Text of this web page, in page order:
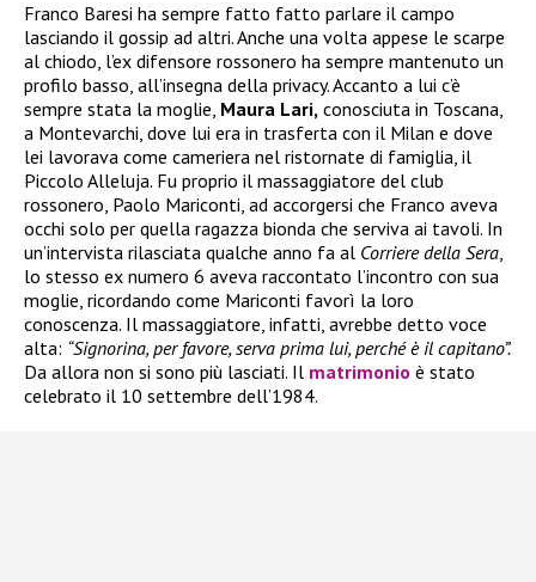
Franco Baresi ha sempre fatto fatto parlare il campo
lasciando il gossip ad altri. Anche una volta appese le scarpe
al chiodo, l’ex difensore rossonero ha sempre mantenuto un
profilo basso, all’insegna della privacy. Accanto a lui c’è
sempre stata la moglie, Maura Lari, conosciuta in Toscana,
a Montevarchi, dove lui era in trasferta con il Milan e dove
lei lavorava come cameriera nel ristornate di famiglia, il
Piccolo Alleluja. Fu proprio il massaggiatore del club
rossonero, Paolo Mariconti, ad accorgersi che Franco aveva
occhi solo per quella ragazza bionda che serviva ai tavoli. In
un’intervista rilasciata qualche anno fa al Corriere della Sera,
lo stesso ex numero 6 aveva raccontato l’incontro con sua
moglie, ricordando come Mariconti favorì la loro
conoscenza. Il massaggiatore, infatti, avrebbe detto voce
alta: “Signorina, per favore, serva prima lui, perché è il capitano”.
Da allora non si sono più lasciati. Il matrimonio è stato
celebrato il 10 settembre dell’1984.